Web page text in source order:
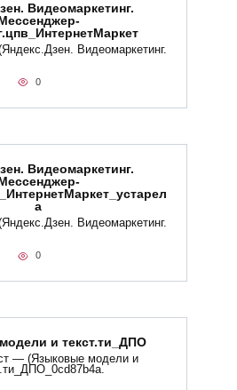
Видеомаркетинг.
Видеомаркетинг.
0
Видеомаркетинг.
а
Видеомаркетинг.
0
и текст.ти_ДПО
— (Языковые модели и